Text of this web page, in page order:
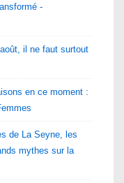
-
il ne faut surtout
en ce moment :
de La Seyne, les
mythes sur la